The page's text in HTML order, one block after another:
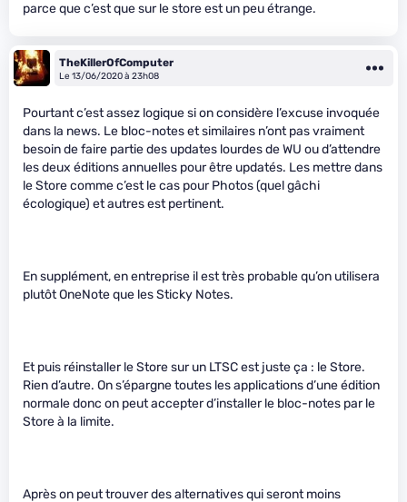
parce que c’est que sur le store est un peu étrange.
TheKillerOfComputer
Le 13/06/2020 à 23h08
Pourtant c’est assez logique si on considère l’excuse invoquée
dans la news. Le bloc-notes et similaires n’ont pas vraiment
besoin de faire partie des updates lourdes de WU ou d’attendre
les deux éditions annuelles pour être updatés. Les mettre dans
le Store comme c’est le cas pour Photos (quel gâchi
écologique) et autres est pertinent.
En supplément, en entreprise il est très probable qu’on utilisera
plutôt OneNote que les Sticky Notes.
Et puis réinstaller le Store sur un LTSC est juste ça : le Store.
Rien d’autre. On s’épargne toutes les applications d’une édition
normale donc on peut accepter d’installer le bloc-notes par le
Store à la limite.
Après on peut trouver des alternatives qui seront moins